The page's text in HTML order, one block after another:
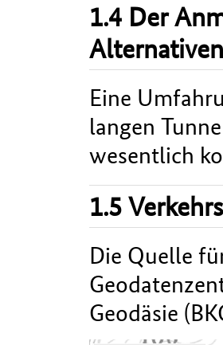
1.4 Der
Eine
langen
wesentlich
1.5
Die Quelle
Geodäsie